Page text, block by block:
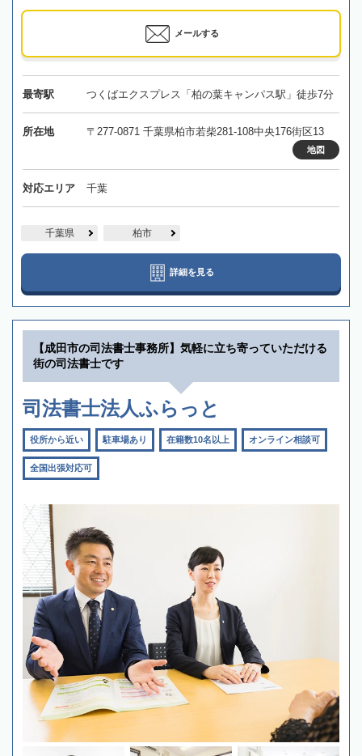
メールする
最寄駅 つくばエクスプレス「柏の葉キャンパス駅」徒歩7分
所在地 〒277-0871 千葉県柏市若柴281-108中央176街区13
地図
対応エリア 千葉
千葉県 柏市
詳細を見る
【成田市の司法書士事務所】気軽に立ち寄っていただける
街の司法書士です
司法書士法人ふらっと
役所から近い 駐車場あり 在籍数10名以上 オンライン相談可
全国出張対応可